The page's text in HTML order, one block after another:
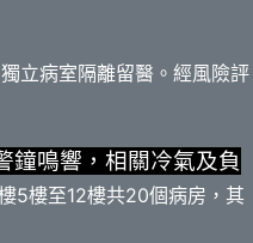
立病室隔離留醫。經風險評
鐘鳴響，相關冷氣及負
5樓至12樓共20個病房，其